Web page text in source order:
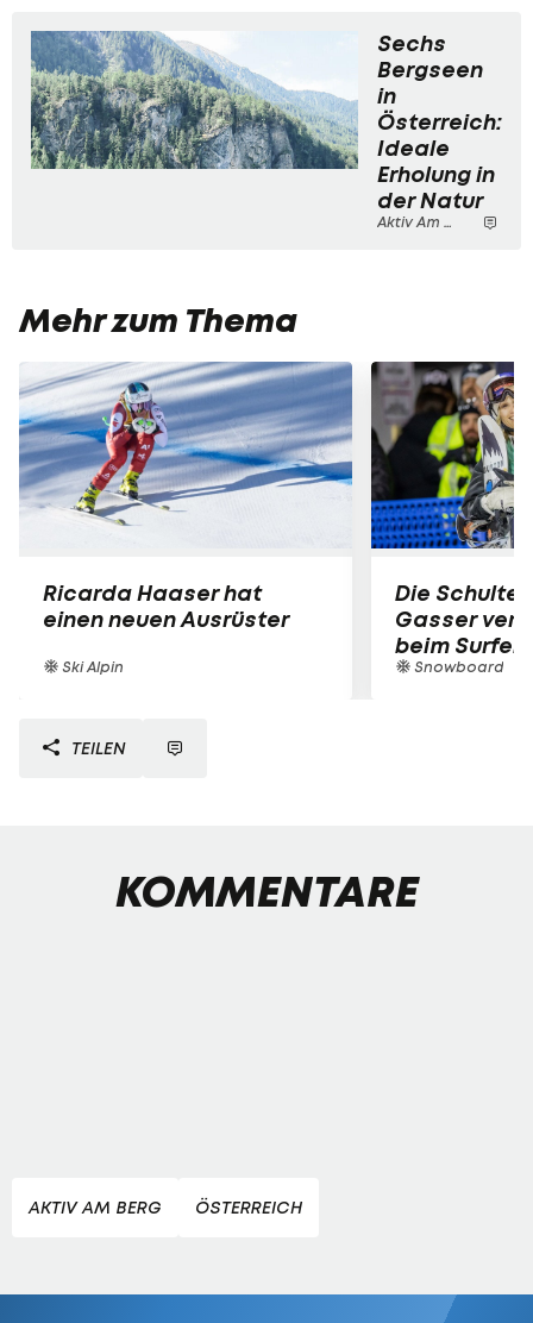
Sechs
Bergseen
in
Österreich:
Ideale
Erholung in
der Natur
Aktiv Am Berg
Mehr zum Thema
Ricarda Haaser hat
einen neuen Ausrüster
Ski Alpin
Die
Gasser
beim Surfen
Snowboard
TEILEN
KOMMENTARE
AKTIV AM BERG ÖSTERREICH